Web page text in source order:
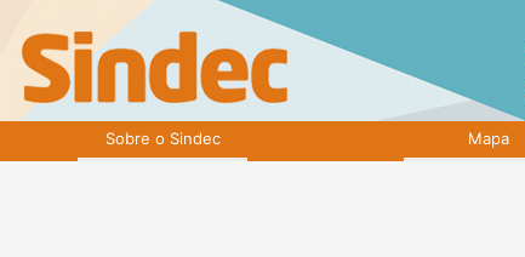
Sobre o Sindec Mapa